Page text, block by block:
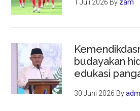
1 Juli 2026 By zam
budayakan
edukasi
30 Juni 2026 By